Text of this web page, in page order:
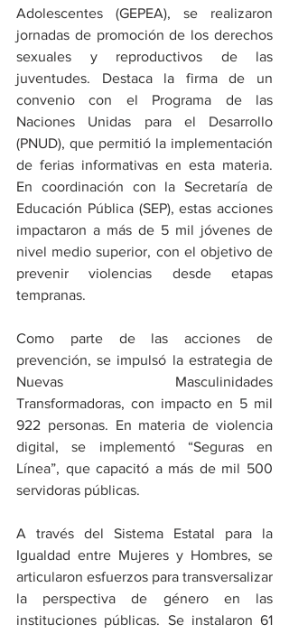
Adolescentes (GEPEA), se realizaron
jornadas de promoción de los derechos
sexuales y reproductivos de las
juventudes. Destaca la firma de un
convenio con el Programa de las
Naciones Unidas para el Desarrollo
(PNUD), que permitió la implementación
de ferias informativas en esta materia.
En coordinación con la Secretaría de
Educación Pública (SEP), estas acciones
impactaron a más de 5 mil jóvenes de
nivel medio superior, con el objetivo de
prevenir violencias desde etapas
tempranas.
Como parte de las acciones de
prevención, se impulsó la estrategia de
Nuevas Masculinidades
Transformadoras, con impacto en 5 mil
922 personas. En materia de violencia
digital, se implementó “Seguras en
Línea”, que capacitó a más de mil 500
servidoras públicas.
A través del Sistema Estatal para la
Igualdad entre Mujeres y Hombres, se
articularon esfuerzos para transversalizar
la perspectiva de género en las
instituciones públicas. Se instalaron 61